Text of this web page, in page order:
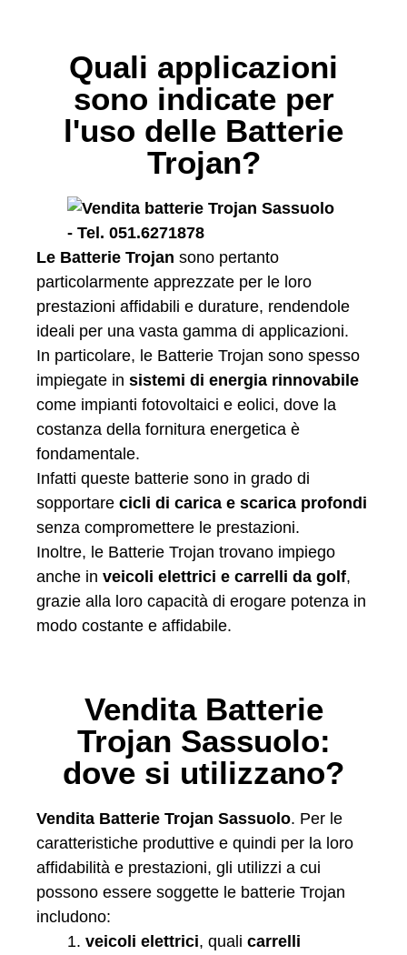
Quali applicazioni
sono indicate per
l'uso delle Batterie
Trojan?
Le Batterie Trojan sono pertanto
particolarmente apprezzate per le loro
prestazioni affidabili e durature, rendendole
ideali per una vasta gamma di applicazioni.
In particolare, le Batterie Trojan sono spesso
impiegate in sistemi di energia rinnovabile
come impianti fotovoltaici e eolici, dove la
costanza della fornitura energetica è
fondamentale.
Infatti queste batterie sono in grado di
sopportare cicli di carica e scarica profondi
senza compromettere le prestazioni.
Inoltre, le Batterie Trojan trovano impiego
anche in veicoli elettrici e carrelli da golf,
grazie alla loro capacità di erogare potenza in
modo costante e affidabile.
Vendita Batterie
Trojan Sassuolo:
dove si utilizzano?
Vendita Batterie Trojan Sassuolo. Per le
caratteristiche produttive e quindi per la loro
affidabilità e prestazioni, gli utilizzi a cui
possono essere soggette le batterie Trojan
includono:
veicoli elettrici, quali carrelli